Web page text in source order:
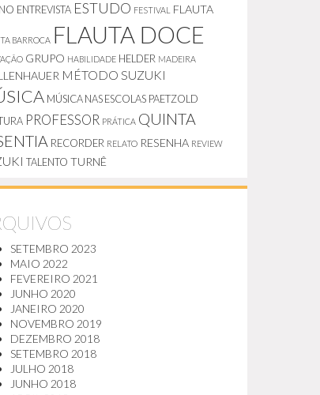
ENTREVISTA ESTUDO FESTIVAL FLAUTA
BARROCA FLAUTA DOCE
GRUPO HABILIDADE HELDER MADEIRA
MÉTODO SUZUKI
MÚSICA NAS ESCOLAS PAETZOLD
PROFESSOR PRÁTICA QUINTA
RECORDER RELATO RESENHA REVIEW
TALENTO TURNÊ
SETEMBRO 2023
MAIO 2022
FEVEREIRO 2021
JUNHO 2020
JANEIRO 2020
NOVEMBRO 2019
DEZEMBRO 2018
SETEMBRO 2018
JULHO 2018
JUNHO 2018